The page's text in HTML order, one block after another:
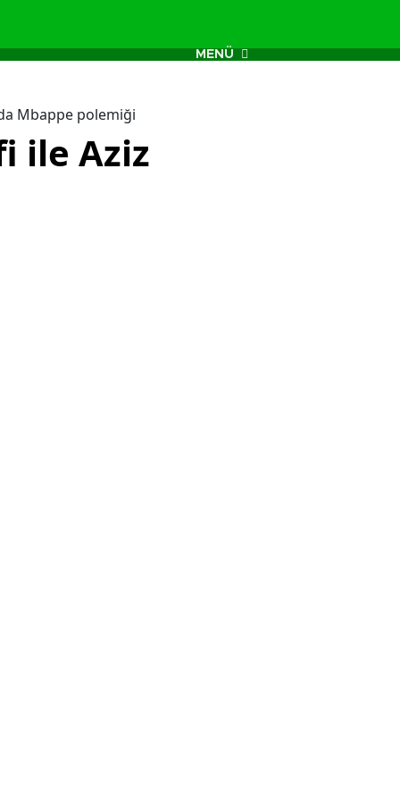
MENÜ
Mbappe polemiği
ile Aziz